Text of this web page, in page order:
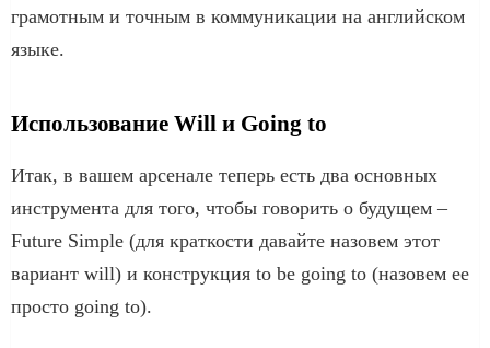
грамотным и точным в коммуникации на английском
языке.
Использование Will и Going to
Итак, в вашем арсенале теперь есть два основных
инструмента для того, чтобы говорить о будущем –
Future Simple (для краткости давайте назовем этот
вариант will) и конструкция to be going to (назовем ее
просто going to).